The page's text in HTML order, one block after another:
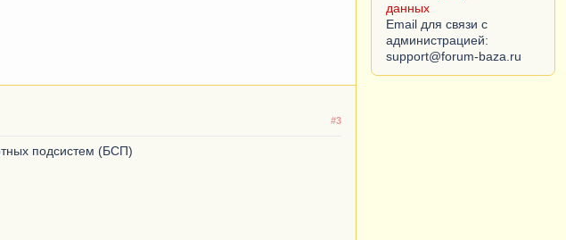
#3
подсистем (БСП)
данных
Email для связи с
администрацией: